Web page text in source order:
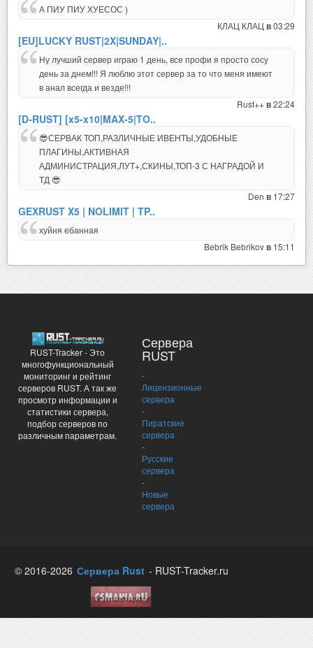
А ПИУ ПИУ ХУЕСОС )
КЛАЦ КЛАЦ в03:29
[EU]LUCKY RUST|2X|SUNDAY|..
Ну лучший сервер играю 1 день, все профи я просто сосу
день за днем!!! Я люблю этот сервер за то что меня имеют
в анал всегда и везде!!!
Rust++ в22:24
[D-RUST] [x5-x10|MAX-5|TO..
😎СЕРВАК ТОП,РАЗЛИЧНЫЕ ИВЕНТЫ,УДОБНЫЕ
ПЛАГИНЫ,АКТИВНАЯ
АДМИНИСТРАЦИЯ,ЛУТ+,СКИНЫ,ТОП-3 С НАГРАДОЙ И
ТД 😎
Den в 17:27
GEXRUST X5 | NOLIMIT | TP..
хуйня ебанная
Bebrik Bebrikovв 15:11
RUST-Tracker - Это
многофункциональный
мониторинг и рейтинг
серверов RUST. А так же
просмотр информации и
статистики сервера,
подбор серверов по
различным параметрам.
Сервера
RUST
-
Лицензионные
сервера
-
Пиратские
сервера
-
Русские
сервера
-
Новые
сервера
© 2016-2026 Сервера Rust - RUST-Tracker.ru